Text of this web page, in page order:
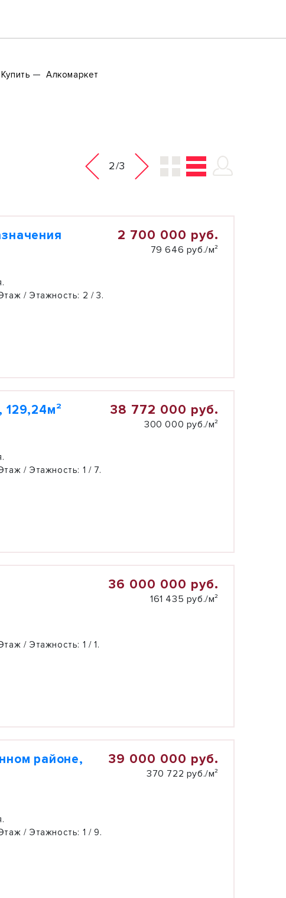
Купить Алкомаркет
2/3
2 700 000 руб.
79 646 руб./м²
/ Этажность: 2 / 3.
38 772 000 руб.
300 000 руб./м²
/ Этажность: 1 / 7.
36 000 000 руб.
161 435 руб./м²
/ Этажность: 1 / 1.
районе,
39 000 000 руб.
370 722 руб./м²
/ Этажность: 1 / 9.